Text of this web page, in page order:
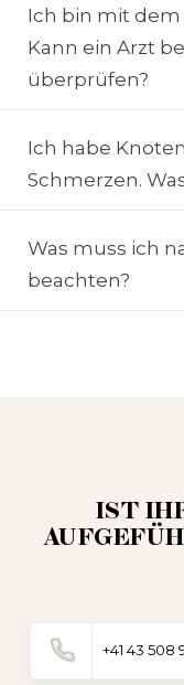
Ich bin mit
Kann ein Arzt
überprüfen?
Ich habe
Schmerzen.
Was muss ich
beachten?
IST
+41 43 508